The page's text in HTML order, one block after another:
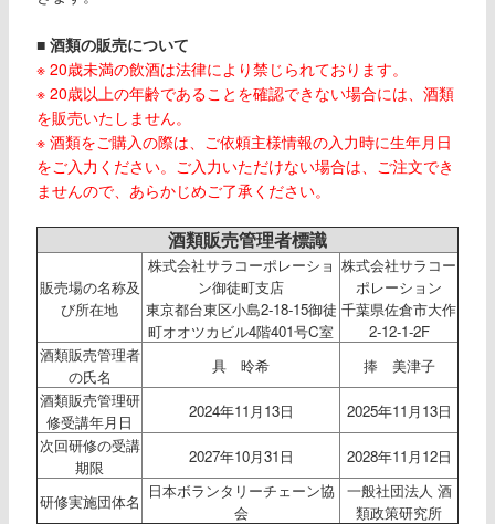
■ 酒類の販売について
※ 20歳未満の飲酒は法律により禁じられております。
※ 20歳以上の年齢であることを確認できない場合には、酒類
を販売いたしません。
※ 酒類をご購入の際は、ご依頼主様情報の入力時に生年月日
をご入力ください。ご入力いただけない場合は、ご注文でき
ませんので、あらかじめご了承ください。
酒類販売管理者標識
販売場の名称及
び所在地
株式会社サラコーポレーショ
ン御徒町支店
東京都台東区小島2-18-15御徒
町オオツカビル4階401号C室
株式会社サラコー
ポレーション
千葉県佐倉市大作
2-12-1-2F
酒類販売管理者
の氏名
具 昤希
捧 美津子
酒類販売管理研
修受講年月日
2024年11月13日
2025年11月13日
次回研修の受講
期限
2027年10月31日 2028年11月12日
研修実施団体名
日本ボランタリーチェーン協
会
一般社団法人 酒
類政策研究所